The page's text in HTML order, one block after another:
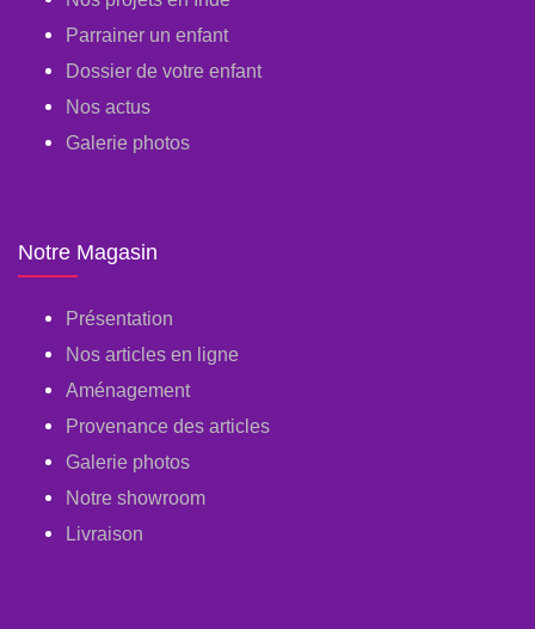
Parrainer un enfant
Dossier de votre enfant
Nos actus
Galerie photos
Notre Magasin
Présentation
Nos articles en ligne
Aménagement
Provenance des articles
Galerie photos
Notre showroom
Livraison